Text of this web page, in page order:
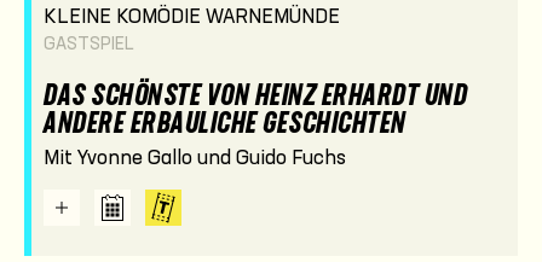
KLEINE KOMÖDIE WARNEMÜNDE
GASTSPIEL
DAS SCHÖNSTE VON HEINZ ERHARDT UND
ANDERE ERBAULICHE GESCHICHTEN
Mit Yvonne Gallo und Guido Fuchs